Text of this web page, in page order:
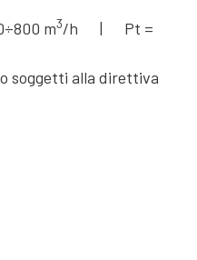
m3/h | Pt =
soggetti alla direttiva